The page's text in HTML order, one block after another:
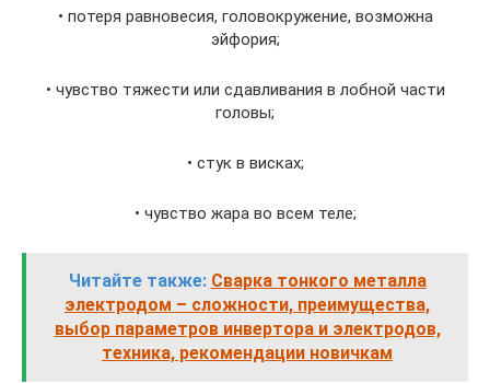
• потеря равновесия, головокружение, возможна
эйфория;
• чувство тяжести или сдавливания в лобной части
головы;
• стук в висках;
• чувство жара во всем теле;
Читайте также: Сварка тонкого металла
электродом – сложности, преимущества,
выбор параметров инвертора и электродов,
техника, рекомендации новичкам